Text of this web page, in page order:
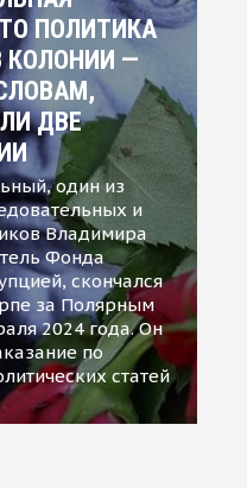
ПОЛИТИКА
КОЛОНИИ —
ДВЕ
один из
и
Владимира
Фонда
скончался
за Полярным
2024 года. Он
по
статей